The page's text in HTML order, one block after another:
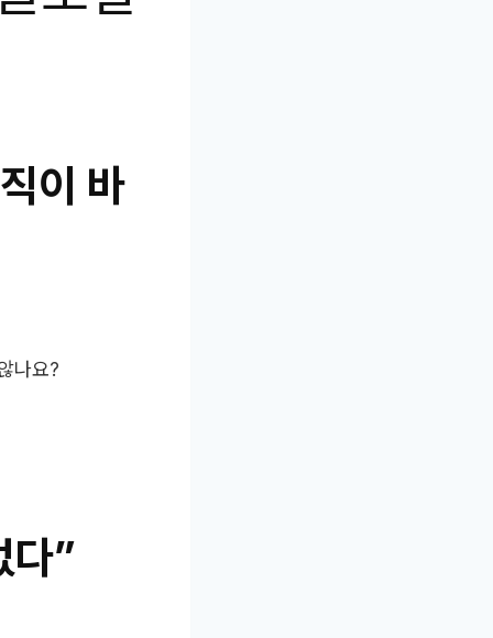
이 바
나요?
다”